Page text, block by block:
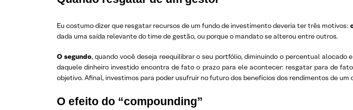
Eu costumo dizer que resgatar recursos de um fundo de investimento deveria ter três motivos:
dada uma saída relevante do time de gestão, ou porque o mandato se alterou entre outros.
O segundo, quando você deseja reequilibrar o seu portfólio, diminuindo o percentual
daquele dinheiro investido encontra de fato o prazo para ele acontecer: resgatar para de
objetivo. Afinal, investimos para poder usufruir no futuro dos benefícios dos rendimentos de um
O efeito do “compounding”